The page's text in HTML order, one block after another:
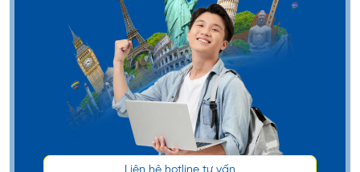
thường xuyên theo dõi mục “Scholarship” để không
bỏ lỡ các suất học bổng cao.
Săn trên các website du học
Tham khảo các trang thông tin du học Canada để
săn được nhiều suất học bổng ở các trường và khu
vực khác nhau. Hai trang website phổ biến mà bạn